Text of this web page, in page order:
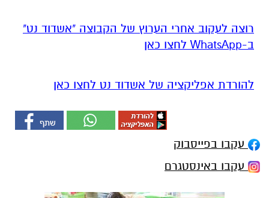
רוצה לעקוב אחרי הערוץ של הקבוצה "אשדוד נט"
ב-WhatsApp לחצו כאן
להורדת אפליקציה של אשדוד נט לחצו כאן
עקבו בפייסבוק
עקבו באינסטגרם